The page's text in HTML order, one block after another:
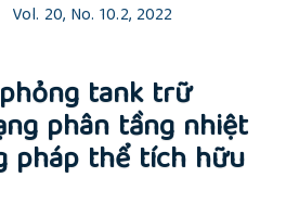
Vol. 20, No. 10.2, 2022
tank trữ
phân tầng nhiệt
pháp thể tích hữu